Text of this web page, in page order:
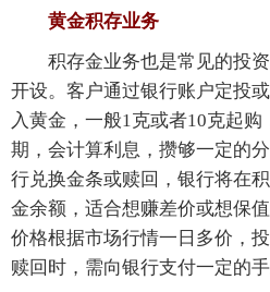
黄金积存业务
积存金业务也是常见的投资
开设。客户通过银行账户定投
入黄金，一般1克或者10克起
期，会计算利息，攒够一定的
行兑换金条或赎回，银行将在
金余额，适合想赚差价或想保
价格根据市场行情一日多价，
赎回时，需向银行支付一定的手